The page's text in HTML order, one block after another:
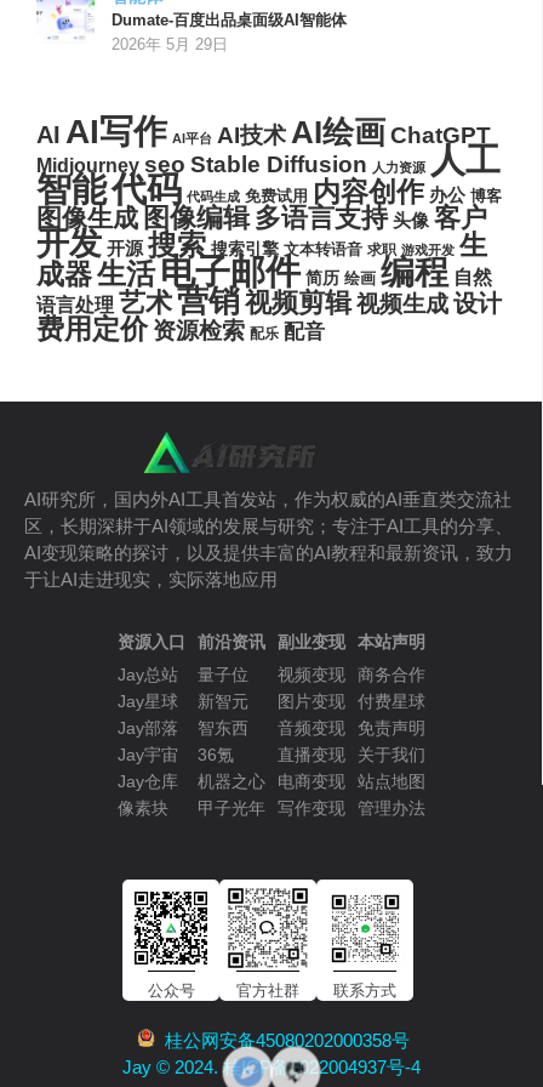
Dumate-百度出品桌面级AI智能体
2026年 5月 29日
AI AI写作 AI平台 AI技术AI绘画ChatGPT
Midjourney seo Stable Diffusion 人力资源 人工
智能代码 代码生成 免费试用 内容创作 办公 博客
图像生成 图像编辑 多语言支持 头像 客户
开发 开源 搜索 搜索引擎 文本转语音 求职 游戏开发 生
成器生活电子邮件 简历 绘画 编程 自然
语言处理 艺术营销视频剪辑视频生成设计
费用定价 资源检索 配乐 配音
AI研究所，国内外AI工具首发站，作为权威的AI垂直类交流社
区，长期深耕于AI领域的发展与研究；专注于AI工具的分享、
AI变现策略的探讨，以及提供丰富的AI教程和最新资讯，致力
于让AI走进现实，实际落地应用
资源入口
Jay总站
Jay星球
Jay部落
Jay宇宙
Jay仓库
像素块
前沿资讯
量子位
新智元
智东西
36氪
机器之心
甲子光年
副业变现
视频变现
图片变现
音频变现
直播变现
电商变现
写作变现
本站声明
商务合作
付费星球
免责声明
关于我们
站点地图
管理办法
公众号 官方社群 联系方式
桂公网安备45080202000358号
Jay © 2024. 桂ICP备2022004937号-4